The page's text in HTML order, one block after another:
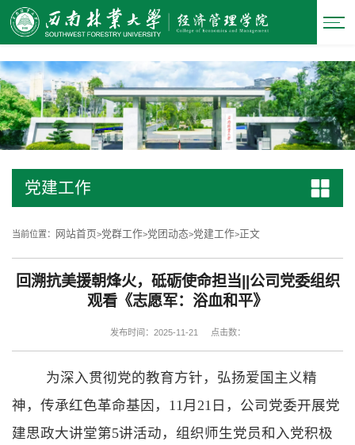
中国·必威(西汉姆联)官方网站-Officials Website
党建工作
当前位置： 网站首页>党群工作>党团动态>党建工作>正文
回溯抗美援朝烽火，砥砺使命担当||公司党委组织
观看《志愿军：浴血和平》
发布时间：2025-11-21 点击数：
为深入贯彻党的教育方针，弘扬爱国主义精
神，传承红色革命基因，11月21日，公司党委开展党
建思政大讲堂第5讲活动，组织师生党员和入党积极